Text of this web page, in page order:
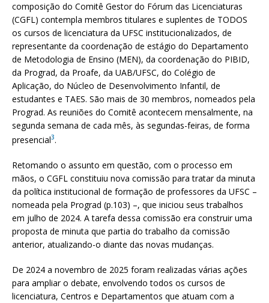
composição do Comitê Gestor do Fórum das Licenciaturas
(CGFL) contempla membros titulares e suplentes de TODOS
os cursos de licenciatura da UFSC institucionalizados, de
representante da coordenação de estágio do Departamento
de Metodologia de Ensino (MEN), da coordenação do PIBID,
da Prograd, da Proafe, da UAB/UFSC, do Colégio de
Aplicação, do Núcleo de Desenvolvimento Infantil, de
estudantes e TAES. São mais de 30 membros, nomeados pela
Prograd. As reuniões do Comitê acontecem mensalmente, na
segunda semana de cada mês, às segundas-feiras, de forma
presencial3.
Retomando o assunto em questão, com o processo em
mãos, o CGFL constituiu nova comissão para tratar da minuta
da política institucional de formação de professores da UFSC –
nomeada pela Prograd (p.103) –, que iniciou seus trabalhos
em julho de 2024. A tarefa dessa comissão era construir uma
proposta de minuta que partia do trabalho da comissão
anterior, atualizando-o diante das novas mudanças.
De 2024 a novembro de 2025 foram realizadas várias ações
para ampliar o debate, envolvendo todos os cursos de
licenciatura, Centros e Departamentos que atuam com a